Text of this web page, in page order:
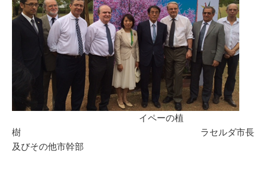
イペーの植
樹 ラセルダ市長
及びその他市幹部